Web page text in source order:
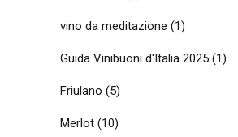
vino da meditazione (1)
Guida Vinibuoni d'Italia 2025 (1)
Friulano (5)
Merlot (10)